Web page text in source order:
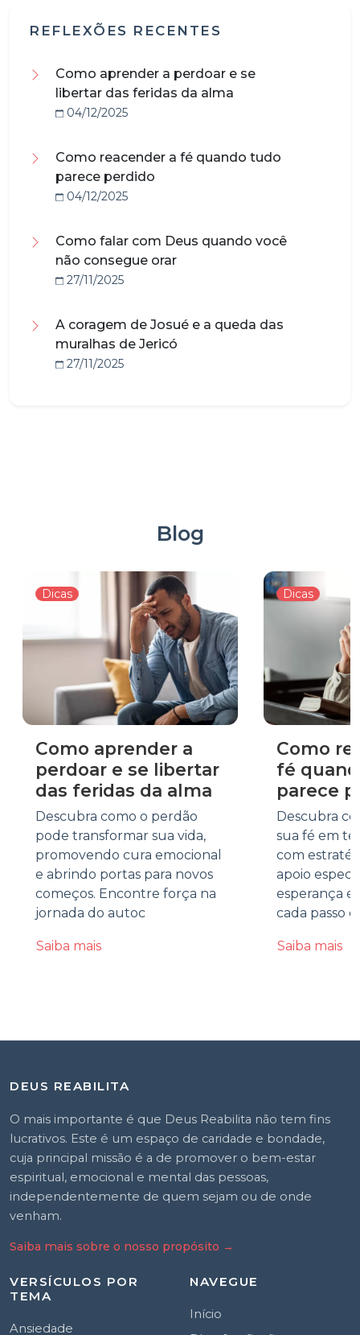
REFLEXÕES RECENTES
Como aprender a perdoar e se
libertar das feridas da alma
04/12/2025
Como reacender a fé quando tudo
parece perdido
04/12/2025
Como falar com Deus quando você
não consegue orar
27/11/2025
A coragem de Josué e a queda das
muralhas de Jericó
27/11/2025
Blog
Dicas
Como aprender a
perdoar e se libertar
das feridas da alma
Descubra como o perdão
pode transformar sua vida,
promovendo cura emocional
e abrindo portas para novos
começos. Encontre força na
jornada do autoc
Saiba mais
Dicas
Como
fé
parece
Descubra
sua fé em
com
apoio
esperança e
cada passo d
Saiba mais
DEUS REABILITA
O mais importante é que Deus Reabilita não tem fins
lucrativos. Este é um espaço de caridade e bondade,
cuja principal missão é a de promover o bem-estar
espiritual, emocional e mental das pessoas,
independentemente de quem sejam ou de onde
venham.
Saiba mais sobre o nosso propósito →
VERSÍCULOS POR
TEMA
Ansiedade
NAVEGUE
Início